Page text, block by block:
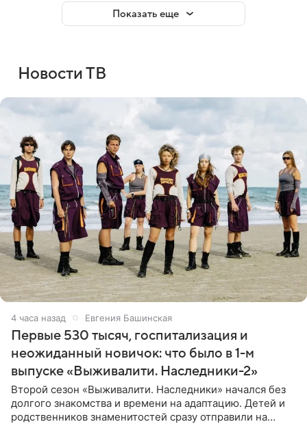
Показать еще
Новости ТВ
4 часа назад Евгения Башинская
Первые 530 тысяч, госпитализация и
неожиданный новичок: что было в 1-м
выпуске «Выживалити. Наследники-2»
Второй сезон «Выживалити. Наследники» начался без
долгого знакомства и времени на адаптацию. Детей и
родственников знаменитостей сразу отправили на